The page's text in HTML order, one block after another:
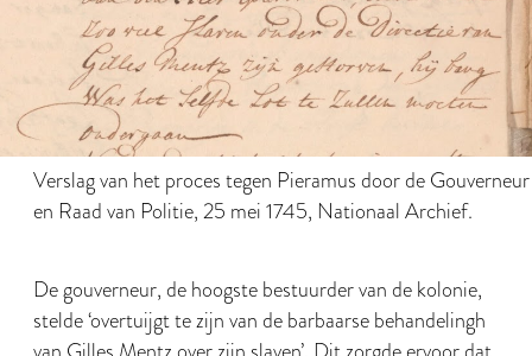
Verslag van het proces tegen Pieramus door de Gouverneur
en Raad van Politie, 25 mei 1745, Nationaal Archief.
De gouverneur, de hoogste bestuurder van de kolonie,
stelde ‘overtuijgt te zijn van de barbaarse behandelingh